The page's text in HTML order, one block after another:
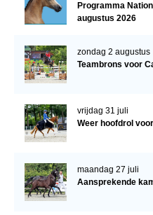
Late Veulenkeuring
Sport
Dutch Pony
Evenementen
Arabissimo
Veulenregistratie
Programma
augustus 2026
zondag 2 augustus
Teambrons voor
vrijdag 31 juli
Weer hoofdrol
maandag 27 juli
Aansprekende